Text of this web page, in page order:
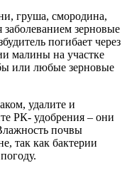
груша, смородина,
зерновые
погибает через
малины на участке
или любые зерновые
удалите и
РК- удобрения – они
почвы
так как бактерии